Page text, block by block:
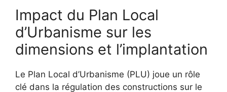
Impact du Plan Local
d’Urbanisme sur les
dimensions et l’implantation
Le Plan Local d’Urbanisme (PLU) joue un rôle
clé dans la régulation des constructions sur le